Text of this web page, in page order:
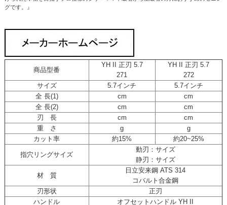
グです。』
商品型番
YH II 正刃 5.7
271
YH II 正刃 5.7
272
サイズ
5.7インチ
5.7インチ
全 長(1)
cm
cm
全 長(2)
cm
cm
刃 長
cm
cm
重 さ
g
g
カット率
約15% 約20~25%
指穴リングサイズ
動刃：サイズ
静刃：サイズ
材 質
日立安来鋼 ATS 314
コバルト合金鋼
刃形状
正刃
ハンドル
オフセットハンドル YH II